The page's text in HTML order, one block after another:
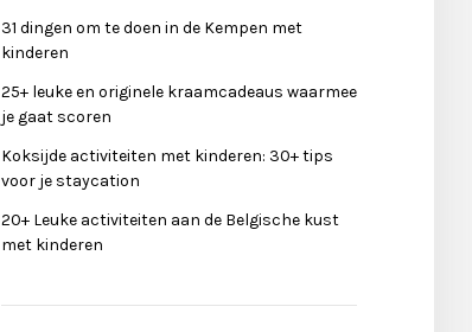
31 dingen om te doen in de Kempen met
kinderen
25+ leuke en originele kraamcadeaus waarmee
je gaat scoren
Koksijde activiteiten met kinderen: 30+ tips
voor je staycation
20+ Leuke activiteiten aan de Belgische kust
met kinderen